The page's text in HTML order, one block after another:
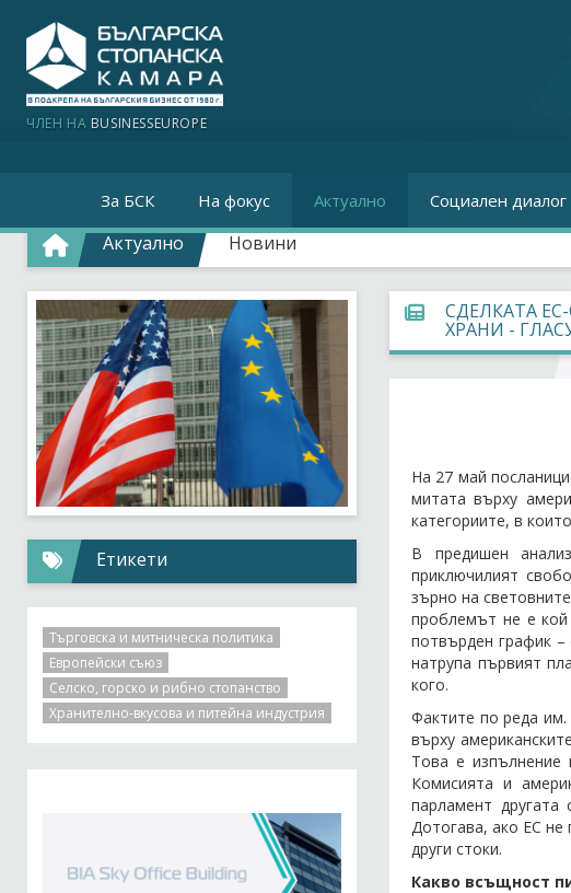
ЧЛЕН НА BUSINESSEUROPE
За БСК На фокус Актуално Социален диалог
Актуално Новини
СДЕЛКАТА
ХРАНИ -
На 27 май
митата върху
категориите, в
В предишен
приключилият
зърно на
проблемът не е
потвърден график –
натрупа първият
кого.
Фактите по реда
върху
Това е изпълнение
Комисията и
парламент
Дотогава, ако ЕС не
други стоки.
Какво всъщност
Етикети
Търговска и митническа политика
Европейски съюз
Селско, горско и рибно стопанство
Хранително-вкусова и питейна индустрия